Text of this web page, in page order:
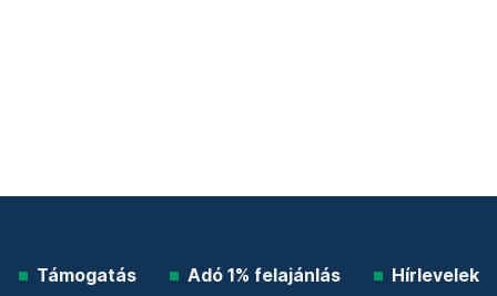
Támogatás Adó 1% felajánlás Hírlevelek